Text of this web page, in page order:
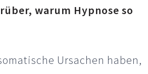
warum Hypnose so
Ursachen haben,